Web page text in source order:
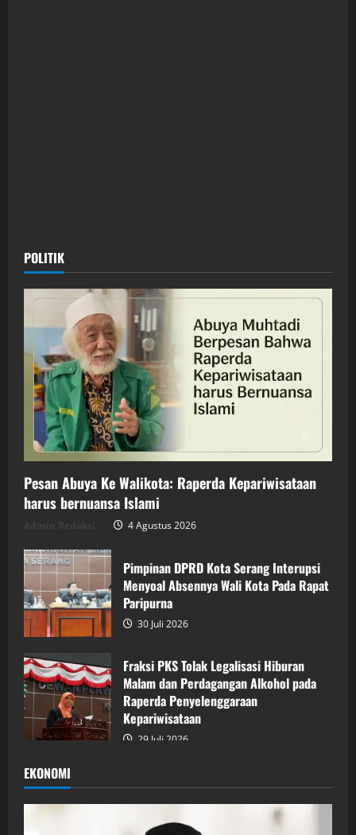
POLITIK
Pesan Abuya Ke Walikota: Raperda Kepariwisataan
harus bernuansa Islami
4 Agustus 2026
Pimpinan DPRD Kota Serang Interupsi
Menyoal Absennya Wali Kota Pada Rapat
Paripurna
30 Juli 2026
Fraksi PKS Tolak Legalisasi Hiburan
Malam dan Perdagangan Alkohol pada
Raperda Penyelenggaraan
Kepariwisataan
29 Juli 2026
EKONOMI